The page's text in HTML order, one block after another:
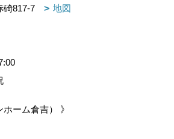
碕817-7
地図
ーム倉吉） 》